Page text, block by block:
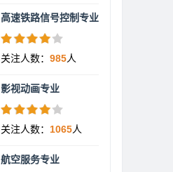
高速铁路信号控制专业
关注人数： 985人
影视动画专业
关注人数： 1065人
航空服务专业